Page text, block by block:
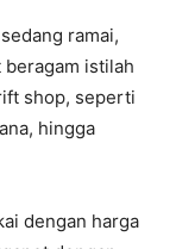
ramai,
istilah
shop, seperti
hingga
dengan harga